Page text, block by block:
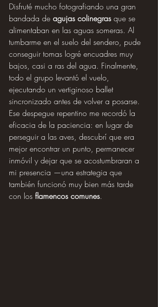
Disfruté mucho fotografiando una gran
bandada de agujas colinegras que se
alimentaban en las aguas someras. Al
tumbarme en el suelo del sendero, pude
conseguir tomas logré encuadres muy
bajos, casi a ras del agua. Finalmente,
todo el grupo levantó el vuelo,
ejecutando un vertiginoso ballet
sincronizado antes de volver a posarse.
Ese despegue repentino me recordó la
eficacia de la paciencia: en lugar de
perseguir a las aves, descubrí que era
mejor encontrar un punto, permanecer
inmóvil y dejar que se acostumbraran a
mi presencia —una estrategia que
también funcionó muy bien más tarde
con los flamencos comunes.